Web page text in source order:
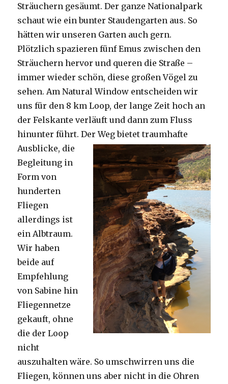
Sträuchern gesäumt. Der ganze Nationalpark
schaut wie ein bunter Staudengarten aus. So
hätten wir unseren Garten auch gern.
Plötzlich spazieren fünf Emus zwischen den
Sträuchern hervor und queren die Straße –
immer wieder schön, diese großen Vögel zu
sehen. Am Natural Window entscheiden wir
uns für den 8 km Loop, der lange Zeit hoch an
der Felskante verläuft und dann zum Fluss
hinunter führt. Der Weg bietet traumhafte
Ausblicke, die
Begleitung in
Form von
hunderten
Fliegen
allerdings ist
ein Albtraum.
Wir haben
beide auf
Empfehlung
von Sabine hin
Fliegennetze
gekauft, ohne
die der Loop
nicht
auszuhalten wäre. So umschwirren uns die
Fliegen, können uns aber nicht in die Ohren